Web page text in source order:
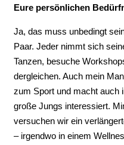
Eure persönlichen
Ja, das muss unbedingt
Paar. Jeder nimmt sich
Tanzen, besuche
dergleichen. Auch mein
zum Sport und macht auch
große Jungs interessiert.
versuchen wir ein
– irgendwo in einem